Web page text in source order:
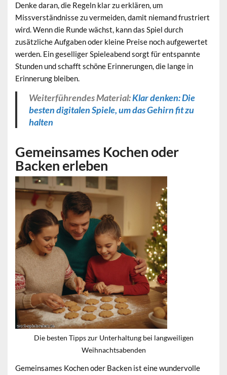
Denke daran, die Regeln klar zu erklären, um
Missverständnisse zu vermeiden, damit niemand frustriert
wird. Wenn die Runde wächst, kann das Spiel durch
zusätzliche Aufgaben oder kleine Preise noch aufgewertet
werden. Eingeselliger Spieleabendsorgt für entspannte
Stunden und schafft schöne Erinnerungen, die lange in
Erinnerung bleiben.
Weiterführendes Material:Klar denken: Die
besten digitalen Spiele, um das Gehirn fit zu
halten
Gemeinsames Kochen oder
Backen erleben
Die besten Tipps zur Unterhaltung bei langweiligen
Weihnachtsabenden
Gemeinsames Kochen oder Backen ist eine wundervolle